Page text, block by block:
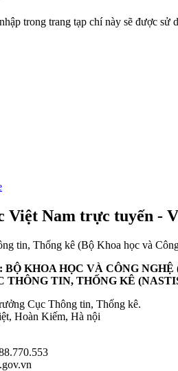
trong trang tạp chí này sẽ được
Việt Nam trực tuyến -
tin, Thống kê (Bộ Khoa học và
BỘ KHOA HỌC VÀ CÔNG NGHỆ
THÔNG TIN, THỐNG KÊ
Cục Thông tin, Thống kê.
Hoàn Kiếm, Hà nội